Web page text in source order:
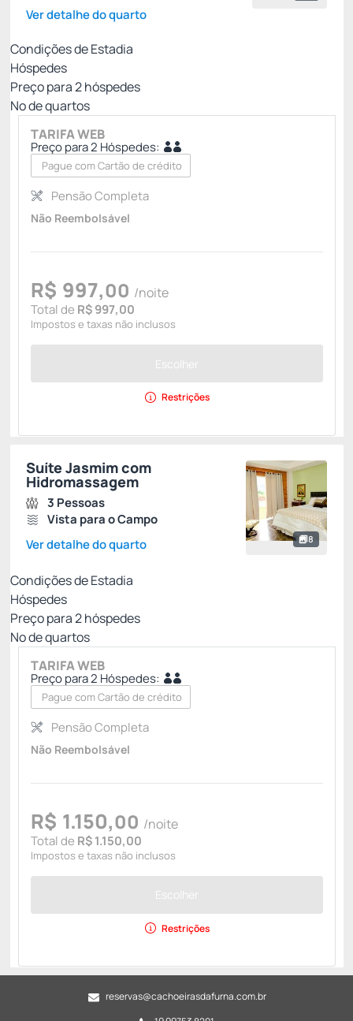
Ver detalhe do quarto
Condições de Estadia
Hóspedes
Preço para2hóspedes
Nº de quartos
TARIFA WEB
Preço para 2 Hóspedes:
Pague com Cartão de crédito
Pensão Completa
Não Reembolsável
R$ 997,00 /noite
Total de R$ 997,00
Impostos e taxas não inclusos
Escolher
Restrições
8
Suíte Jasmim com
Hidromassagem
3 Pessoas
Vista para o Campo
Ver detalhe do quarto
Condições de Estadia
Hóspedes
Preço para2hóspedes
Nº de quartos
TARIFA WEB
Preço para 2 Hóspedes:
Pague com Cartão de crédito
Pensão Completa
Não Reembolsável
R$ 1.150,00 /noite
Total de R$ 1.150,00
Impostos e taxas não inclusos
Escolher
Restrições
reservas@cachoeirasdafurna.com.br